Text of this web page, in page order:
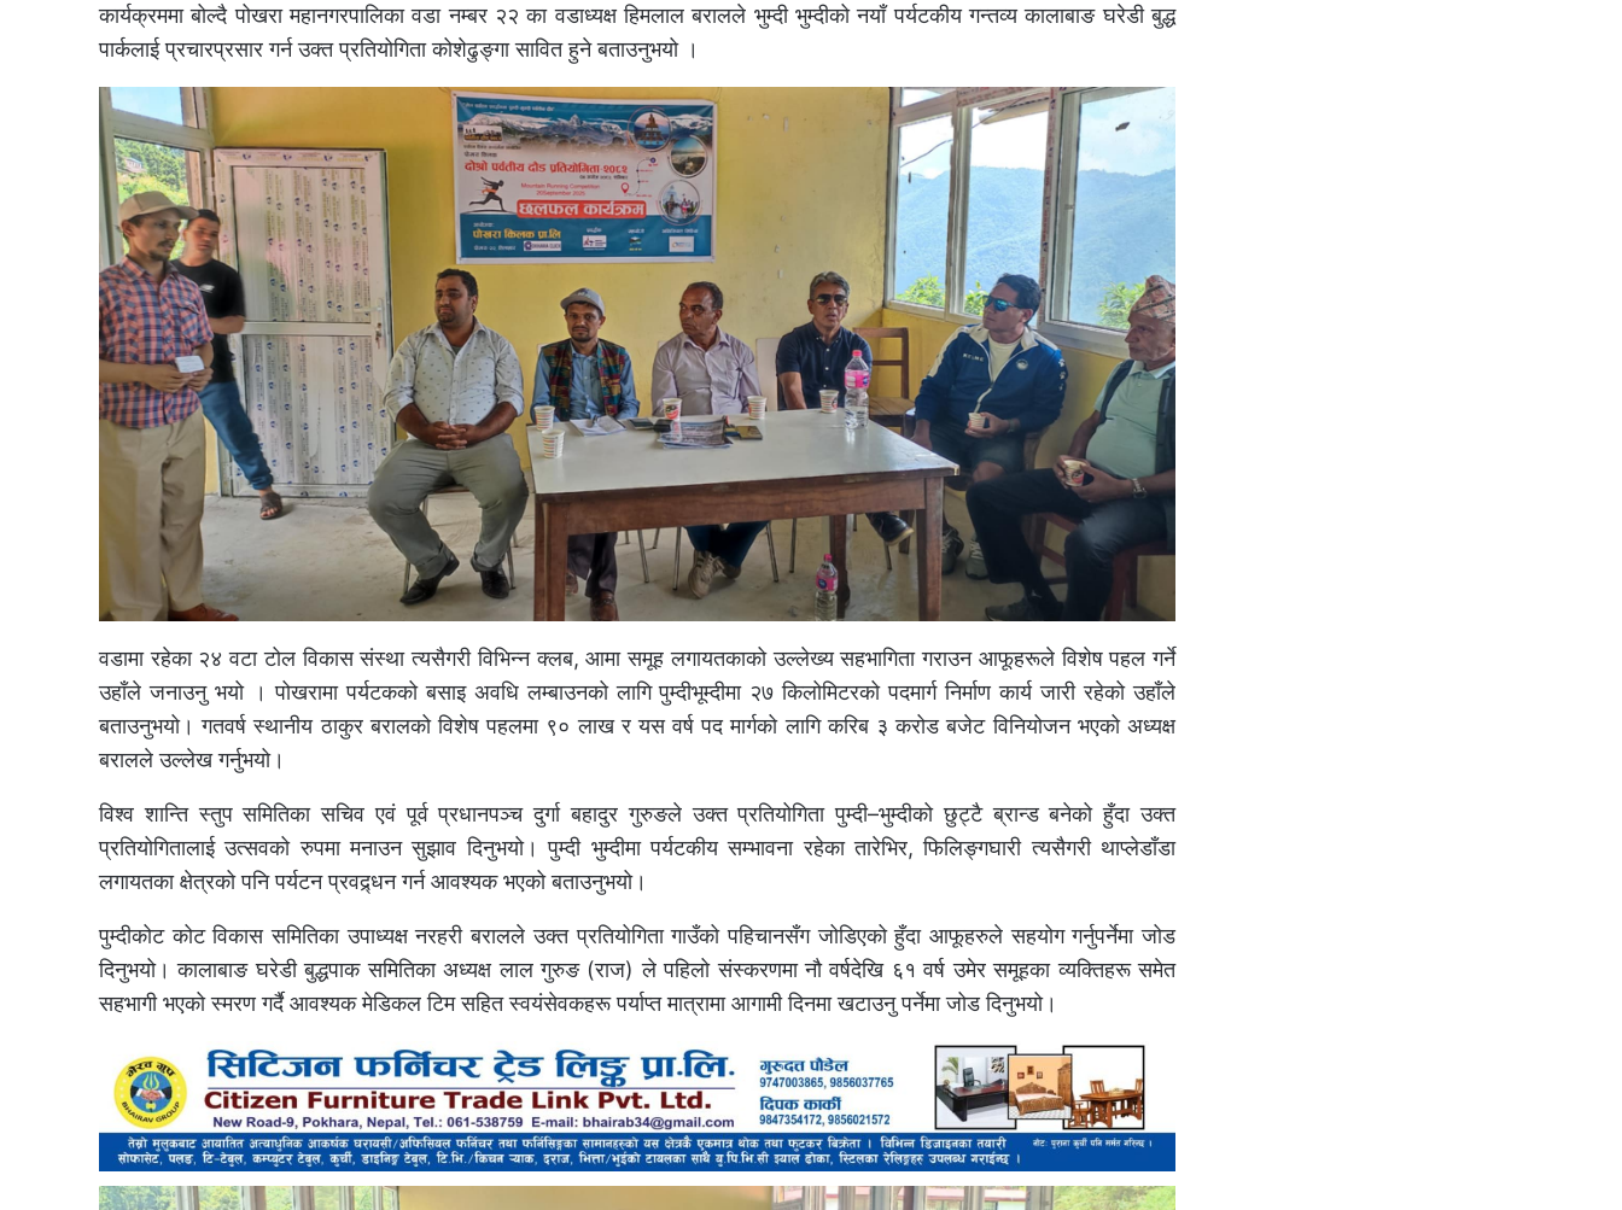
कार्यक्रममा बोल्दै पोखरा महानगरपालिका वडा नम्बर २२ का वडाध्यक्ष हिमलाल बरालले भुम्दी भुम्दीको नयाँ पर्यटकीय गन्तव्य कालाबाङ घरेडी बुद्ध
पार्कलाई प्रचारप्रसार गर्न उक्त प्रतियोगिता कोशेढुङ्गा सावित हुने बताउनुभयो ।
वडामा रहेका २४ वटा टोल विकास संस्था त्यसैगरी विभिन्न क्लब, आमा समूह लगायतकाको उल्लेख्य सहभागिता गराउन आफूहरूले विशेष पहल गर्ने
उहाँले जनाउनु भयो । पोखरामा पर्यटकको बसाइ अवधि लम्बाउनको लागि पुम्दीभूम्दीमा २७ किलोमिटरको पदमार्ग निर्माण कार्य जारी रहेको उहाँले
बताउनुभयो। गतवर्ष स्थानीय ठाकुर बरालको विशेष पहलमा ९० लाख र यस वर्ष पद मार्गको लागि करिब ३ करोड बजेट विनियोजन भएको अध्यक्ष
बरालले उल्लेख गर्नुभयो।
विश्व शान्ति स्तुप समितिका सचिव एवं पूर्व प्रधानपञ्च दुर्गा बहादुर गुरुङले उक्त प्रतियोगिता पुम्दी–भुम्दीको छुट्टै ब्रान्ड बनेको हुँदा उक्त
प्रतियोगितालाई उत्सवको रुपमा मनाउन सुझाव दिनुभयो। पुम्दी भुम्दीमा पर्यटकीय सम्भावना रहेका तारेभिर, फिलिङ्गघारी त्यसैगरी थाप्लेडाँडा
लगायतका क्षेत्रको पनि पर्यटन प्रवद्र्धन गर्न आवश्यक भएको बताउनुभयो।
पुम्दीकोट कोट विकास समितिका उपाध्यक्ष नरहरी बरालले उक्त प्रतियोगिता गाउँको पहिचानसँग जोडिएको हुँदा आफूहरुले सहयोग गर्नुपर्नेमा जोड
दिनुभयो। कालाबाङ घरेडी बुद्धपाक समितिका अध्यक्ष लाल गुरुङ (राज) ले पहिलो संस्करणमा नौ वर्षदेखि ६१ वर्ष उमेर समूहका व्यक्तिहरू समेत
सहभागी भएको स्मरण गर्दै आवश्यक मेडिकल टिम सहित स्वयंसेवकहरू पर्याप्त मात्रामा आगामी दिनमा खटाउनु पर्नेमा जोड दिनुभयो।